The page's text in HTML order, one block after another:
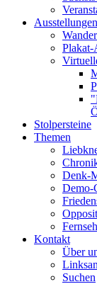
Ausstellungen
Plakat-
Stolpersteine
Themen
Denk-
Demo-
Kontakt
Über
Suchen